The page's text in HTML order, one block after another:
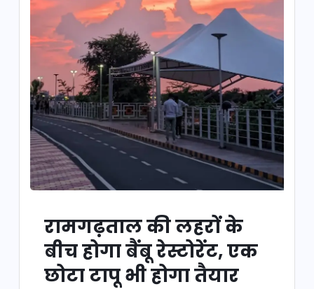
रामगढ़ताल की लहरों के
बीच होगा बैंबू रेस्टोरेंट, एक
छोटा टापू भी होगा तैयार